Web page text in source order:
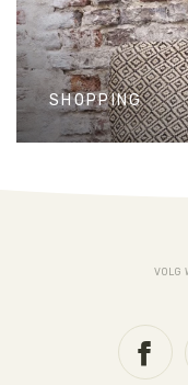
SHOPPING
VOLG